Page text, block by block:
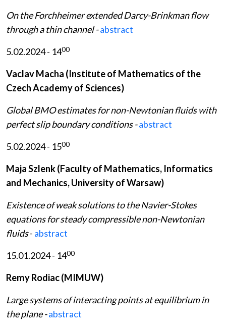
On the Forchheimer extended Darcy-Brinkman flow
through a thin channel -abstract
5.02.2024 - 1400
Vaclav Macha (Institute of Mathematics of the
Czech Academy of Sciences)
Global BMO estimates for non-Newtonian fluids with
perfect slip boundary conditions -abstract
5.02.2024 - 1500
Maja Szlenk (Faculty of Mathematics, Informatics
and Mechanics, University of Warsaw)
Existence of weak solutions to the Navier-Stokes
equations for steady compressible non-Newtonian
fluids- abstract
15.01.2024 - 1400
Remy Rodiac (MIMUW)
Large systems of interacting points at equilibrium in
the plane -abstract